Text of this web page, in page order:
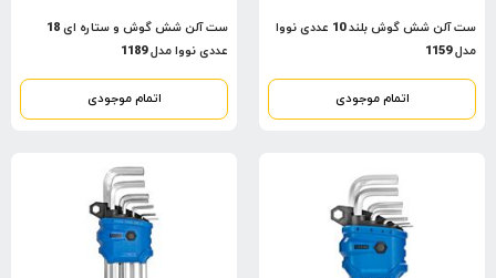
ست آلن شش گوش بلند 10 عددی نووا
مدل 1159
اتمام موجودی
ست آلن شش گوش و ستاره ای 18
عددی نووا مدل 1189
اتمام موجودی